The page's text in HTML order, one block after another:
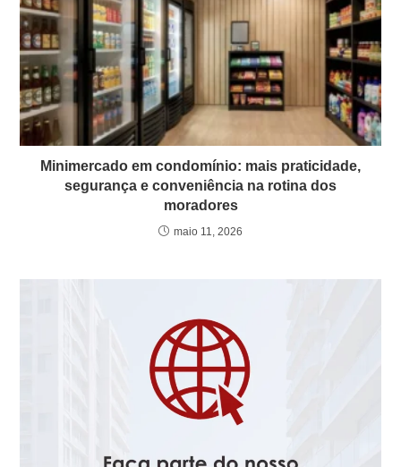
Minimercado em condomínio: mais praticidade,
segurança e conveniência na rotina dos
moradores
maio 11, 2026